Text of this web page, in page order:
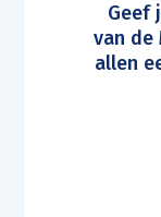
Geef
van de
allen